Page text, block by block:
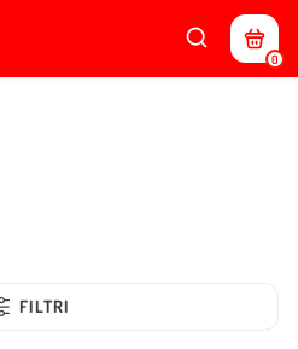
0
FILTRI